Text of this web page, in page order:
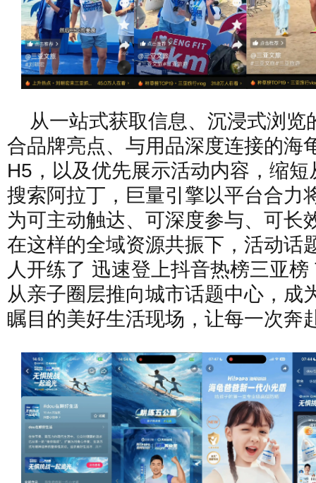
从一站式获取信息、沉浸式浏览
合品牌亮点、与用品深度连接的海
H5，以及优先展示活动内容，缩
搜索阿拉丁，巨量引擎以平台合力
为可主动触达、可深度参与、可长
在这样的全域资源共振下，活动话
人开练了 迅速登上抖音热榜三亚
从亲子圈层推向城市话题中心，成
瞩目的美好生活现场，让每一次奔